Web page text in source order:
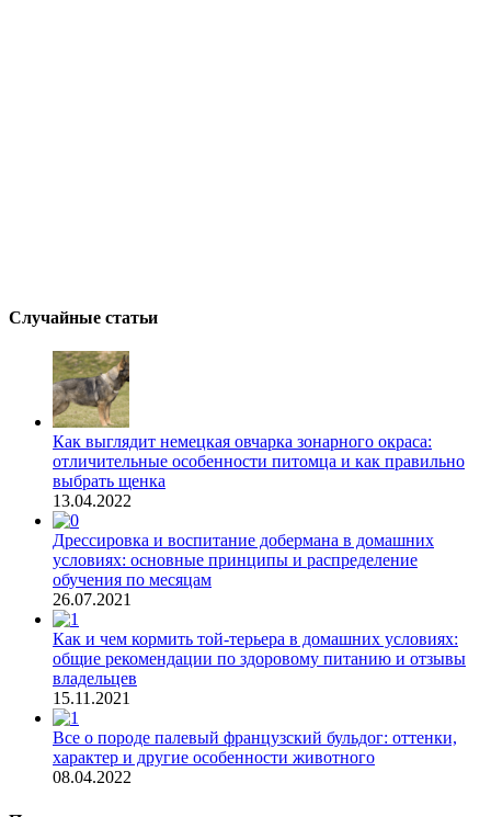
Случайные статьи
Как выглядит немецкая овчарка зонарного окраса:
отличительные особенности питомца и как правильно
выбрать щенка
13.04.2022
Дрессировка и воспитание добермана в домашних
условиях: основные принципы и распределение
обучения по месяцам
26.07.2021
Как и чем кормить той-терьера в домашних условиях:
общие рекомендации по здоровому питанию и отзывы
владельцев
15.11.2021
Все о породе палевый французский бульдог: оттенки,
характер и другие особенности животного
08.04.2022